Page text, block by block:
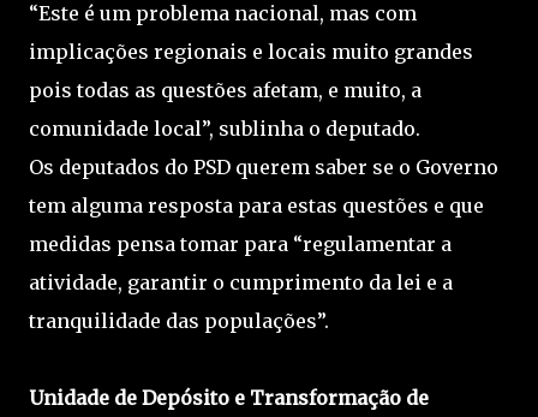
“Este é um problema nacional, mas com
implicações regionais e locais muito grandes
pois todas as questões afetam, e muito, a
comunidade local”, sublinha o deputado.
Os deputados do PSD querem saber se o Governo
tem alguma resposta para estas questões e que
medidas pensa tomar para “regulamentar a
atividade, garantir o cumprimento da lei e a
tranquilidade das populações”.
Unidade de Depósito e Transformação de